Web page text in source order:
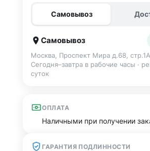
Самовывоз
Самовывоз
Москва, Проспект Мира д.68,
Сегодня–завтра в рабочие часы ·
суток
ОПЛАТА
Наличными при получении
ГАРАНТИЯ ПОДЛИННОСТИ